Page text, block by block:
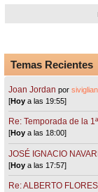
Temas Recientes
Joan Jordan por
[Hoy a las 19:55]
Re: Temporada de la
[Hoy a las 18:00]
JOSÉ IGNACIO
[Hoy a las 17:57]
Re: ALBERTO FLORES